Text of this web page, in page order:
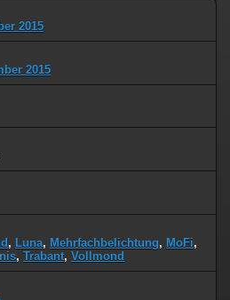
2015
2015
, Luna, Mehrfachbelichtung, MoFi,
, Trabant, Vollmond